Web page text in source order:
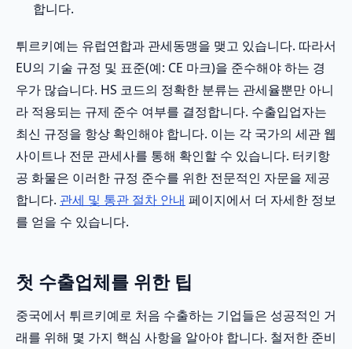
합니다.
튀르키예는 유럽연합과 관세동맹을 맺고 있습니다. 따라서
EU의 기술 규정 및 표준(예: CE 마크)을 준수해야 하는 경
우가 많습니다. HS 코드의 정확한 분류는 관세율뿐만 아니
라 적용되는 규제 준수 여부를 결정합니다. 수출입업자는
최신 규정을 항상 확인해야 합니다. 이는 각 국가의 세관 웹
사이트나 전문 관세사를 통해 확인할 수 있습니다. 터키항
공 화물은 이러한 규정 준수를 위한 전문적인 자문을 제공
합니다. 관세 및 통관 절차 안내 페이지에서 더 자세한 정보
를 얻을 수 있습니다.
첫 수출업체를 위한 팁
중국에서 튀르키예로 처음 수출하는 기업들은 성공적인 거
래를 위해 몇 가지 핵심 사항을 알아야 합니다. 철저한 준비